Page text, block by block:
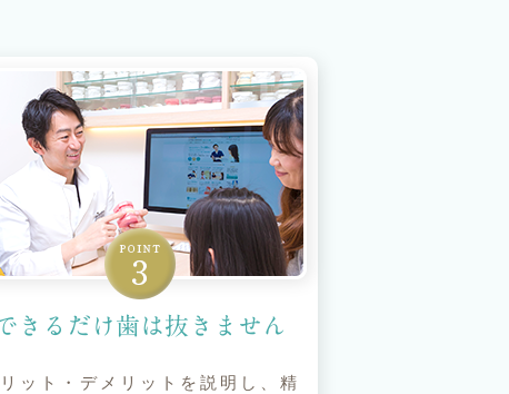
きるだけ歯は抜きません
リット・デメリットを説明し、精